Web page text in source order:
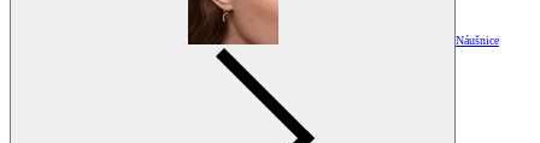
Náušnice